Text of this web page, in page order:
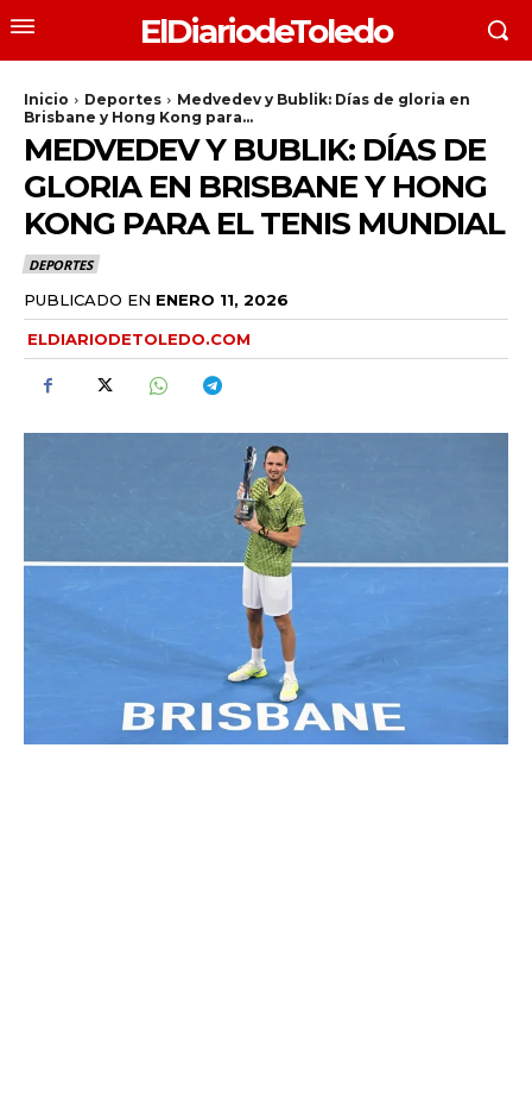
ElDiariodeToledo
Inicio Deportes
Medvedev y Bublik: Días de gloria en
Brisbane y Hong Kong para...
MEDVEDEV Y BUBLIK: DÍAS DE
GLORIA EN BRISBANE Y HONG
KONG PARA EL TENIS MUNDIAL
DEPORTES
PUBLICADO EN ENERO 11, 2026
ELDIARIODETOLEDO.COM